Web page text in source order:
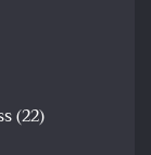
(22)